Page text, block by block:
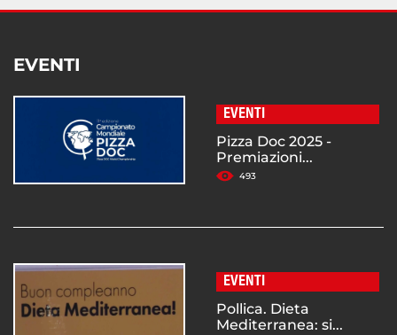
EVENTI
EVENTI
Pizza Doc 2025 -
Premiazioni...
493
EVENTI
Pollica. Dieta
Mediterranea: si...